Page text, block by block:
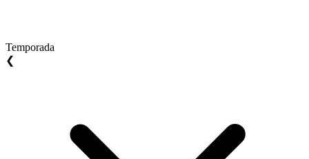
Temporada
❮